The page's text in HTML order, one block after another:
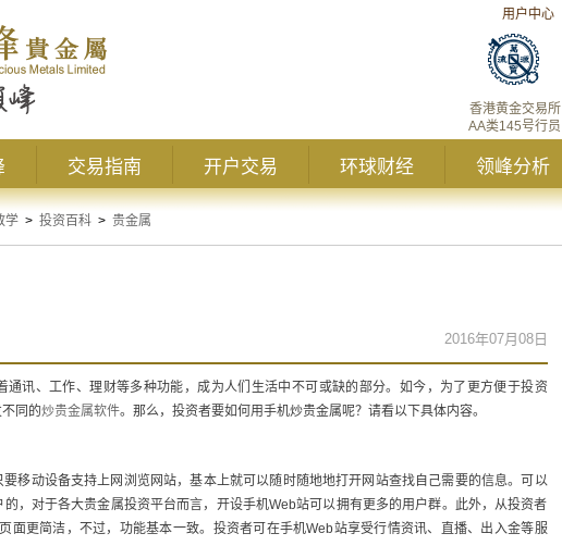
用户中心
香港黄金交易所
AA类145号行员
交易指南 开户交易 环球财经 领峰分析
学 > 投资百科 > 贵金属
2016年07月08日
通讯、工作、理财等多种功能，成为人们生活中不可或缺的部分。如今，为了更方便于投资
同的炒贵金属软件。那么，投资者要如何用手机炒贵金属呢？请看以下具体内容。
移动设备支持上网浏览网站，基本上就可以随时随地地打开网站查找自己需要的信息。可以
，对于各大贵金属投资平台而言，开设手机Web站可以拥有更多的用户群。此外，从投资者
面更简洁，不过，功能基本一致。投资者可在手机Web站享受行情资讯、直播、出入金等服